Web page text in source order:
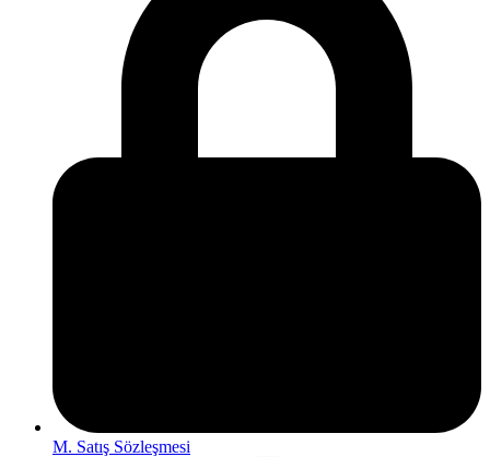
M. Satış Sözleşmesi